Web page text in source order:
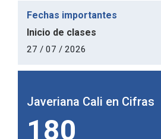
Fechas importantes
Inicio de clases
27 / 07 / 2026
Javeriana Cali en Cifras
180